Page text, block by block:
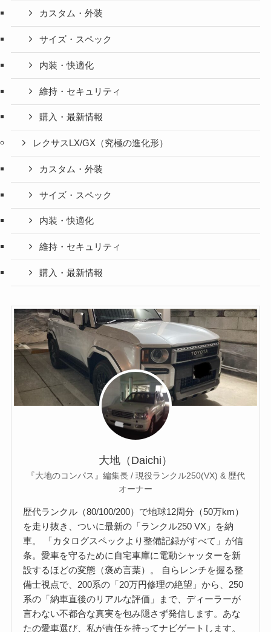
カスタム・外装
サイズ・スペック
内装・快適化
維持・セキュリティ
購入・最新情報
レクサスLX/GX（究極の進化形）
カスタム・外装
サイズ・スペック
内装・快適化
維持・セキュリティ
購入・最新情報
大地（Daichi）
『大地のコンパス』編集長 / 現役ランクル250(VX) & 歴代
オーナー
歴代ランクル（80/100/200）で地球12周分（50万km）
を走り抜き、ついに最新の「ランクル250 VX」を納
車。 「カタログスペックより整備記録がすべて」が信
条。愛車を守るために自宅車庫に電動シャッターを新
設するほどの変態（褒め言葉）。 自らレンチを握る整
備士視点で、200系の「20万円修理の絶望」から、250
系の「納車直後のリアルな評価」まで、ディーラーが
言わない不都合な真実を包み隠さず発信します。あな
たの愛車選び、私が責任を持ってナビゲートします。